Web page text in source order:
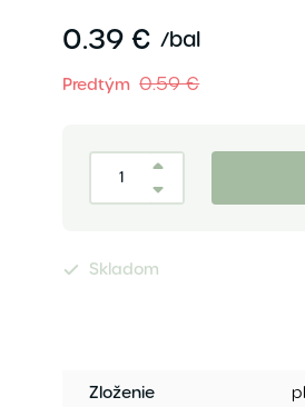
0.39 € /bal
Predtým 0.59 €
Skladom
Zloženie